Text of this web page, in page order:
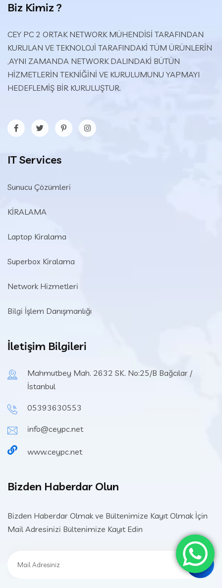
Biz Kimiz ?
CEY PC 2 ORTAK NETWORK MÜHENDİSİ TARAFINDAN
KURULAN VE TEKNOLOJİ TARAFINDAKİ TÜM ÜRÜNLERİN
,AYNI ZAMANDA NETWORK DALINDAKİ BÜTÜN
HİZMETLERİN TEKNİĞİNİ VE KURULUMUNU YAPMAYI
HEDEFLEMİŞ BİR KURULUŞTUR.
IT Services
Sunucu Çözümleri
KİRALAMA
Laptop Kiralama
Superbox Kiralama
Network Hizmetleri
Bilgi İşlem Danışmanlığı
İletişim Bilgileri
Mahmutbey Mah. 2632 SK. No:25/B Bağcılar /
İstanbul
05393630553
info@ceypc.net
www.ceypc.net
Bizden Haberdar Olun
Bizden Haberdar Olmak ve Bültenimize Kayıt Olmak İçin
Mail Adresinizi Bültenimize Kayıt Edin